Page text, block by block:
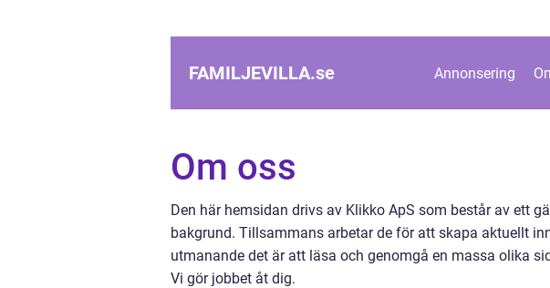
FAMILJEVILLA.se Annonsering
Om oss
Den här hemsidan drivs av Klikko ApS som består av ett
bakgrund. Tillsammans arbetar de för att skapa aktuellt
utmanande det är att läsa och genomgå en massa olika
Vi gör jobbet åt dig.